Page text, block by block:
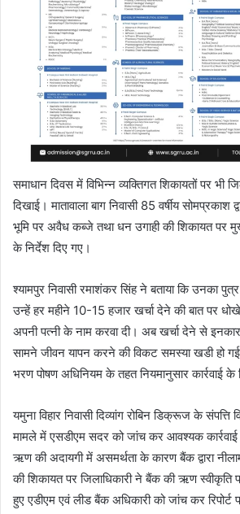
समाधान दिवस में विभिन्न व्यक्तिगत शिकायतों पर भी
दिखाई। मातावाला बाग निवासी 85 वर्षीय सोमप्रकाश
भूमि पर अवैध कब्जे तथा धन उगाही की शिकायत पर
के निर्देश दिए गए।
श्यामपुर निवासी रमाशंकर सिंह ने बताया कि उनका
उन्हें हर महीने 10-15 हजार खर्चा देने की बात पर
अपनी पत्नी के नाम करवा दी। अब खर्चा देने से
सामने जीवन यापन करने की विकट समस्या खडी हो
भरण पोषण अधिनियम के तहत नियमानुसार कार्रवाई के
यमुना विहार निवासी दिव्यांग रोबिन डिक्रूज के संपत्ति
मामले में एसडीएम सदर को जांच कर आवश्यक
ऋण की अदायगी में असमर्थता के कारण बैंक द्वारा
की शिकायत पर जिलाधिकारी ने बैंक की ऋण स्वीकृति
हुए एडीएम एवं लीड बैंक अधिकारी को जांच कर